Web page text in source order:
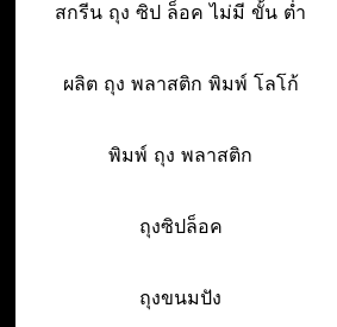
สกรีน ถุง ซิป ล็อค ไม่มี ขั้น ต่ำ
ผลิต ถุง พลาสติก พิมพ์ โลโก้
พิมพ์ ถุง พลาสติก
ถุงซิปล็อค
ถุงขนมปัง